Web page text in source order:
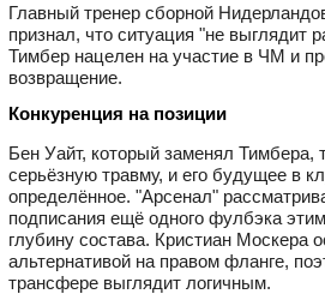
Главный тренер сборной
признал, что ситуация "не выглядит
Тимбер нацелен на участие в ЧМ и
возвращение.
Конкуренция на позиции
Бен Уайт, который заменял Тимбера,
серьёзную травму, и его будущее в
определённое. "Арсенал"
подписания ещё одного фулбэка
глубину состава. Кристиан Москера
альтернативой на правом фланге,
трансфере выглядит логичным.